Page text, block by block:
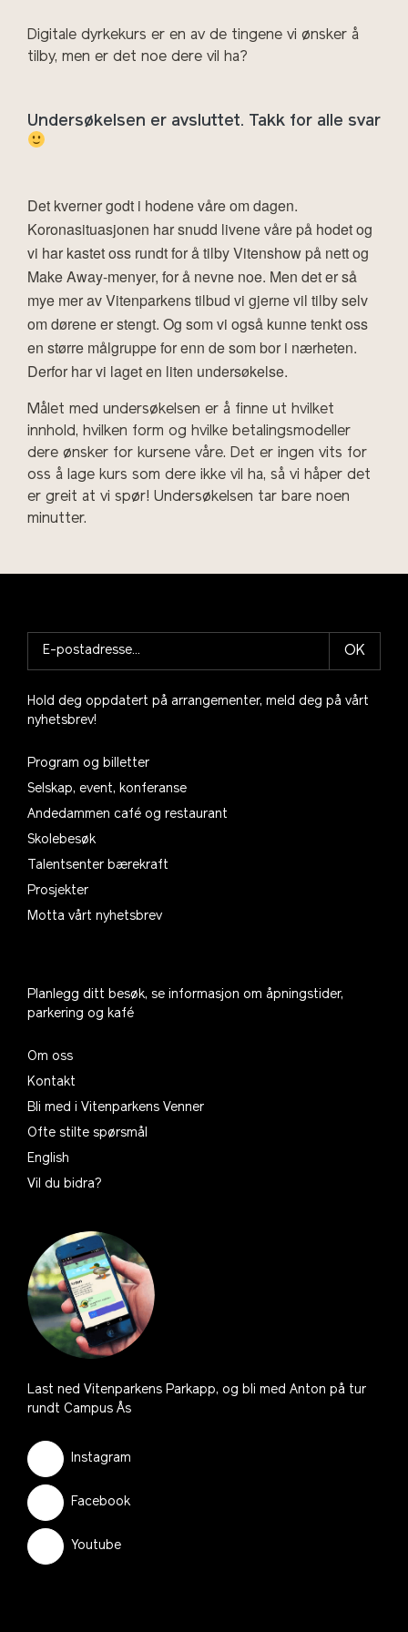
Digitale dyrkekurs er en av de tingene vi ønsker å
tilby, men er det noe dere vil ha?
Undersøkelsen er avsluttet. Takk for alle svar
Det kverner godt i hodene våre om dagen.
Koronasituasjonen har snudd livene våre på hodet og
vi har kastet oss rundt for å tilby Vitenshow på nett og
Make Away-menyer, for å nevne noe. Men det er så
mye mer av Vitenparkens tilbud vi gjerne vil tilby selv
om dørene er stengt. Og som vi også kunne tenkt oss
en større målgruppe for enn de som bor i nærheten.
Derfor har vi laget en liten undersøkelse.
Målet med undersøkelsen er å finne ut hvilket
innhold, hvilken form og hvilke betalingsmodeller
dere ønsker for kursene våre. Det er ingen vits for
oss å lage kurs som dere ikke vil ha, så vi håper det
er greit at vi spør! Undersøkelsen tar bare noen
minutter.
OK
Hold deg oppdatert på arrangementer, meld deg på vårt
nyhetsbrev!
Program og billetter
Selskap, event, konferanse
Andedammen café og restaurant
Skolebesøk
Talentsenter bærekraft
Prosjekter
Motta vårt nyhetsbrev
Planlegg ditt besøk, se informasjon om åpningstider,
parkering og kafé
Om oss
Kontakt
Bli med i Vitenparkens Venner
Ofte stilte spørsmål
English
Vil du bidra?
Last ned Vitenparkens Parkapp, og bli med Anton på tur
rundt Campus Ås
Instagram
Facebook
Youtube